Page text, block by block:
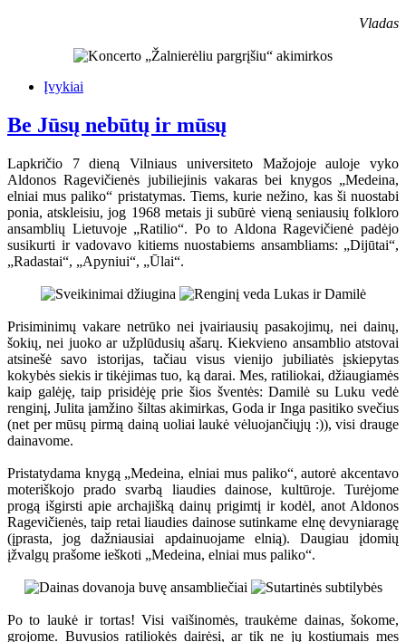
Vladas
Įvykiai
Be Jūsų nebūtų ir mūsų
Lapkričio 7 dieną Vilniaus universiteto Mažojoje auloje vyko
Aldonos Ragevičienės jubiliejinis vakaras bei knygos „Medeina,
elniai mus paliko“ pristatymas. Tiems, kurie nežino, kas ši nuostabi
ponia, atskleisiu, jog 1968 metais ji subūrė vieną seniausių folkloro
ansamblių Lietuvoje „Ratilio“. Po to Aldona Ragevičienė padėjo
susikurti ir vadovavo kitiems nuostabiems ansambliams: „Dijūtai“,
„Radastai“, „Apyniui“, „Ūlai“.
Prisiminimų vakare netrūko nei įvairiausių pasakojimų, nei dainų,
šokių, nei juoko ar užplūdusių ašarų. Kiekvieno ansamblio atstovai
atsinešė savo istorijas, tačiau visus vienijo jubiliatės įskiepytas
kokybės siekis ir tikėjimas tuo, ką darai. Mes, ratiliokai, džiaugiamės
kaip galėję, taip prisidėję prie šios šventės: Damilė su Luku vedė
renginį, Julita įamžino šiltas akimirkas, Goda ir Inga pasitiko svečius
(net per mūsų pirmą dainą uoliai laukė vėluojančiųjų :)), visi drauge
dainavome.
Pristatydama knygą „Medeina, elniai mus paliko“, autorė akcentavo
moteriškojo prado svarbą liaudies dainose, kultūroje. Turėjome
progą išgirsti apie archajišką dainų prigimtį ir kodėl, anot Aldonos
Ragevičienės, taip retai liaudies dainose sutinkame elnę devyniaragę
(įprasta, jog dažniausiai apdainuojame elnią). Daugiau įdomių
įžvalgų prašome ieškoti „Medeina, elniai mus paliko“.
Po to laukė ir tortas! Visi vaišinomės, traukėme dainas, šokome,
grojome. Buvusios ratiliokės dairėsi, ar tik ne jų kostiumais mes